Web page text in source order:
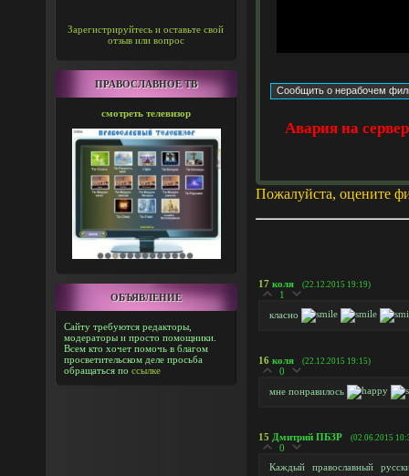
Зарегистрируйтесь и оставьте свой
отзыв или вопрос
ПРАВОСЛАВНОЕ ТВ
смотреть телевизор
ОБЪЯВЛЕНИЕ
Сайту требуются редакторы,
модераторы и просто помощники.
Всем кто хочет помочь в благом
просветительском деле просьба
обращаться по ссылке
Авария на
Пожалуйста, оцените
17 коля (22.12.2015 19:19)
1
класно
16 коля (22.12.2015 19:15)
0
мне понравилось
15 Дмитрий ПБЗР (02.06.2015
0
Каждый православный